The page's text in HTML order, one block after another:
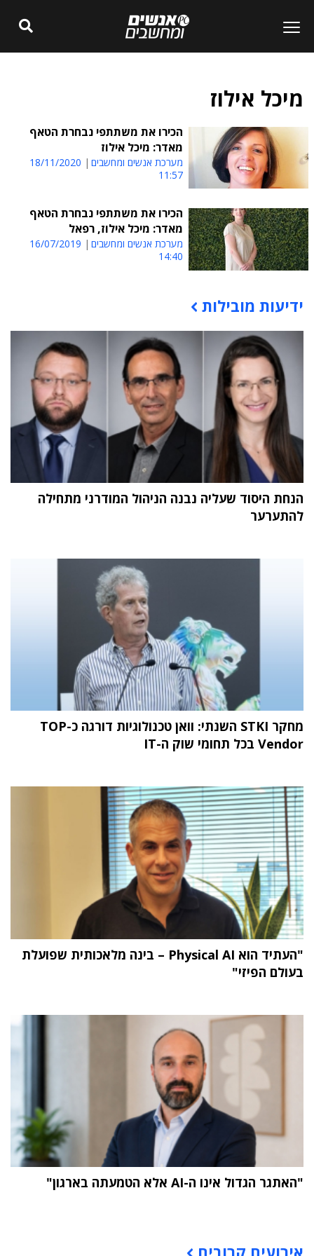
מיכל אילוז
הכירו את משתתפי נבחרת הטאף
מאדר: מיכל אילוז
מערכת אנשים ומחשבים
18/11/2020
11:57
הכירו את משתתפי נבחרת הטאף
מאדר: מיכל אילוז, רפאל
מערכת אנשים ומחשבים
16/07/2019
14:40
תוכן פרסומי
ידיעות מובילות
הנחת היסוד שעליה נבנה הניהול המודרני מתחילה
להתערער
מחקר STKI השנתי: וואן טכנולוגיות דורגה כ-TOP
Vendor בכל תחומי שוק ה-IT
"העתיד הוא Physical AI – בינה מלאכותית שפועלת
בעולם הפיזי"
"האתגר הגדול אינו ה-AI אלא הטמעתה בארגון"
אירועים קרובים